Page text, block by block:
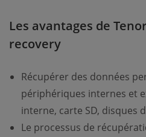
Les avantages de
recovery
Récupérer des données
périphériques internes et
interne, carte SD, disques
Le processus de